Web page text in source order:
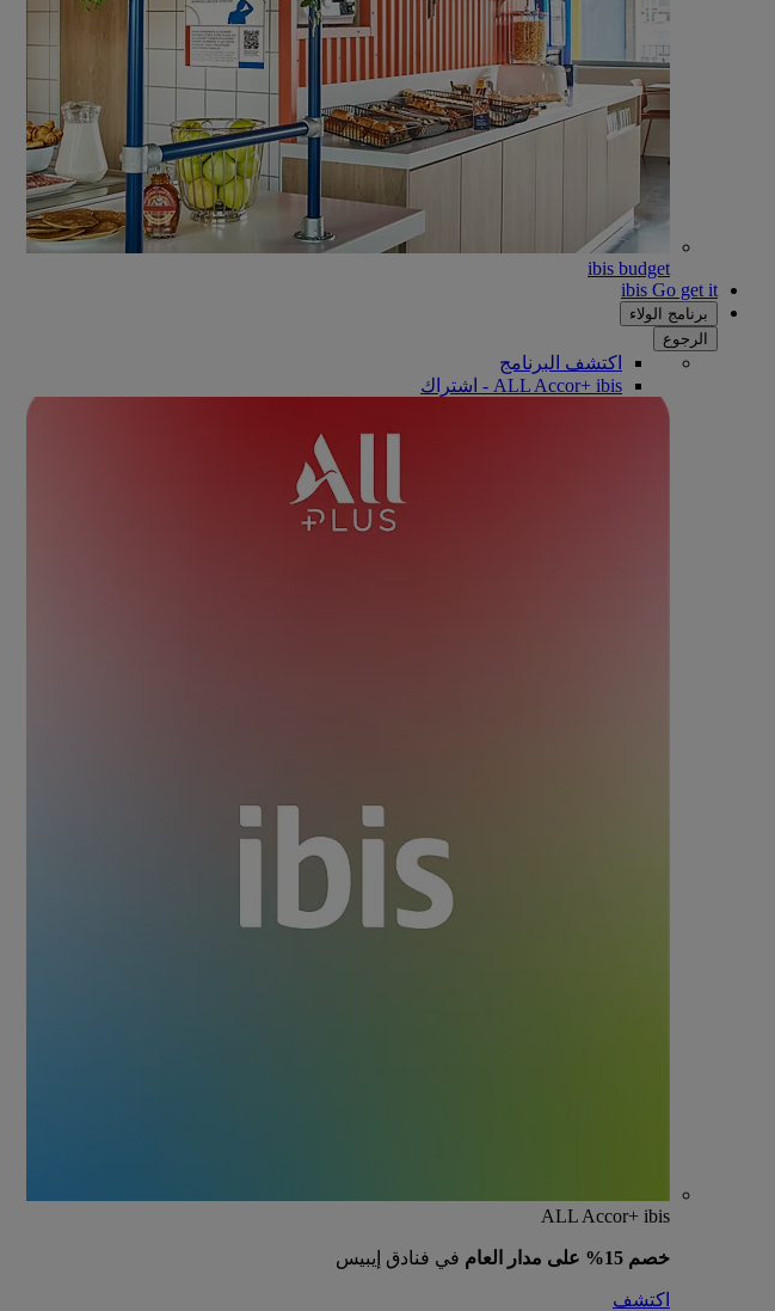
ibis budget
ibis Go get it
برنامج الولاء
الرجوع
اكتشف البرنامج
ALL Accor+ ibis - اشتراك
ALL Accor+ ibis
خصم 15% على مدار العام في فنادق إيبيس
اكتشف